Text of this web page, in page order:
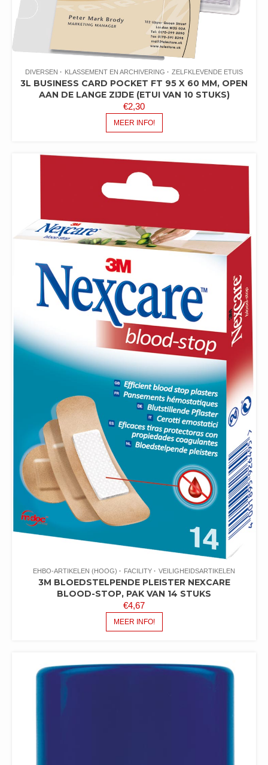
DIVERSEN KLASSEMENT EN ARCHIVERING ZELFKLEVENDE ETUIS
3L BUSINESS CARD POCKET FT 95 X 60 MM, OPEN
AAN DE LANGE ZIJDE (ETUI VAN 10 STUKS)
€2,30
MEER INFO!
EHBO-ARTIKELEN (HOOG) FACILITY VEILIGHEIDSARTIKELEN
3M BLOEDSTELPENDE PLEISTER NEXCARE
BLOOD-STOP, PAK VAN 14 STUKS
€4,67
MEER INFO!